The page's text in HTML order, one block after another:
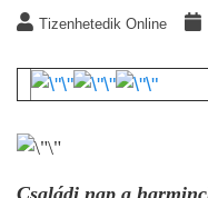
Tizenhetedik Online